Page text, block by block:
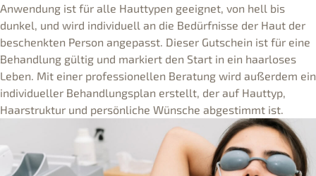
Anwendung ist für alle Hauttypen geeignet, von hell bis
dunkel, und wird individuell an die Bedürfnisse der Haut der
beschenkten Person angepasst. Dieser Gutschein ist für eine
Behandlung gültig und markiert den Start in ein haarloses
Leben. Mit einer professionellen Beratung wird außerdem ein
individueller Behandlungsplan erstellt, der auf Hauttyp,
Haarstruktur und persönliche Wünsche abgestimmt ist.